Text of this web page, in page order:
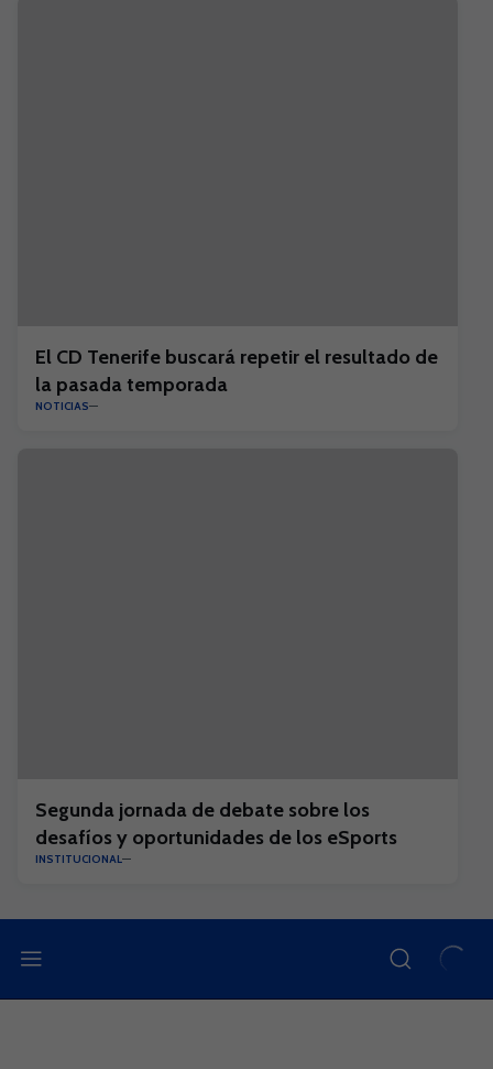
El CD Tenerife buscará repetir el resultado de
la pasada temporada
NOTICIAS
Segunda jornada de debate sobre los
desafíos y oportunidades de los eSports
INSTITUCIONAL